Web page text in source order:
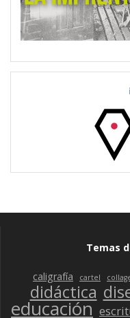
Temas
caligrafía cartel
didáctica
educación